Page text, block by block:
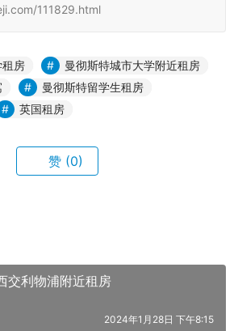
111829.html
租房
曼彻斯特城市大学附近租房
曼彻斯特留学生租房
英国租房
赞 (0)
交利物浦附近租房
2024年1月28日 下午8:15